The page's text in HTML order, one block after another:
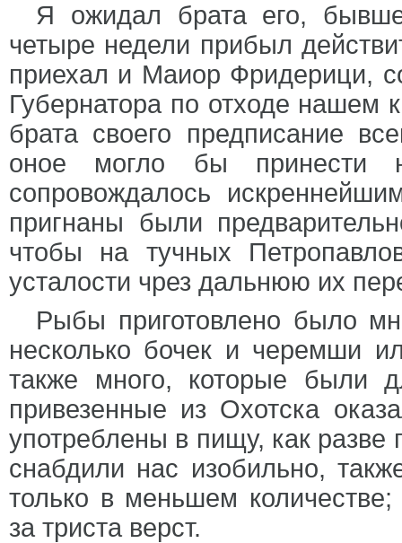
Я ожидал брата его,
четыре недели прибыл
приехал и Маиор Фридерици,
Губернатора по отходе нашем
брата своего предписание
оное могло бы
сопровождалось
пригнаны были
чтобы на тучных
усталости чрез дальнюю их
Рыбы приготовлено было
несколько бочек и черемши
также много, которые были
привезенные из Охотска
употреблены в пищу, как
снабдили нас изобильно,
только в меньшем
за триста верст.